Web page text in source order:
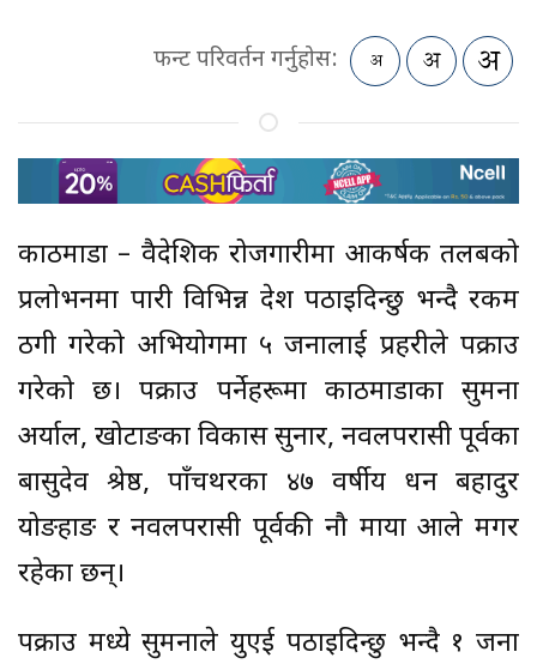
फन्ट परिवर्तन गर्नुहोस:
काठमाडौं – वैदेशिक रोजगारीमा आकर्षक तलबको
प्रलोभनमा पारी विभिन्न देश पठाइदिन्छु भन्दै रकम
ठगी गरेको अभियोगमा ५ जनालाई प्रहरीले पक्राउ
गरेको छ। पक्राउ पर्नेहरूमा काठमाडौंका सुमना
अर्याल, खोटाङका विकास सुनार, नवलपरासी पूर्वका
बासुदेव श्रेष्ठ, पाँचथरका ४७ वर्षीय धन बहादुर
योङहाङ र नवलपरासी पूर्वकी नौ माया आले मगर
रहेका छन्।
पक्राउ मध्ये सुमनाले युएई पठाइदिन्छु भन्दै १ जना